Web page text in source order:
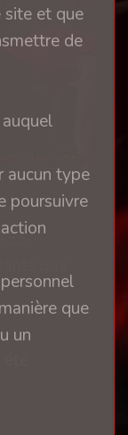
bas
site et que
de
aucun type
poursuivre
que
un